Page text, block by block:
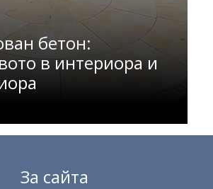
бетон:
в интериора и
За сайта